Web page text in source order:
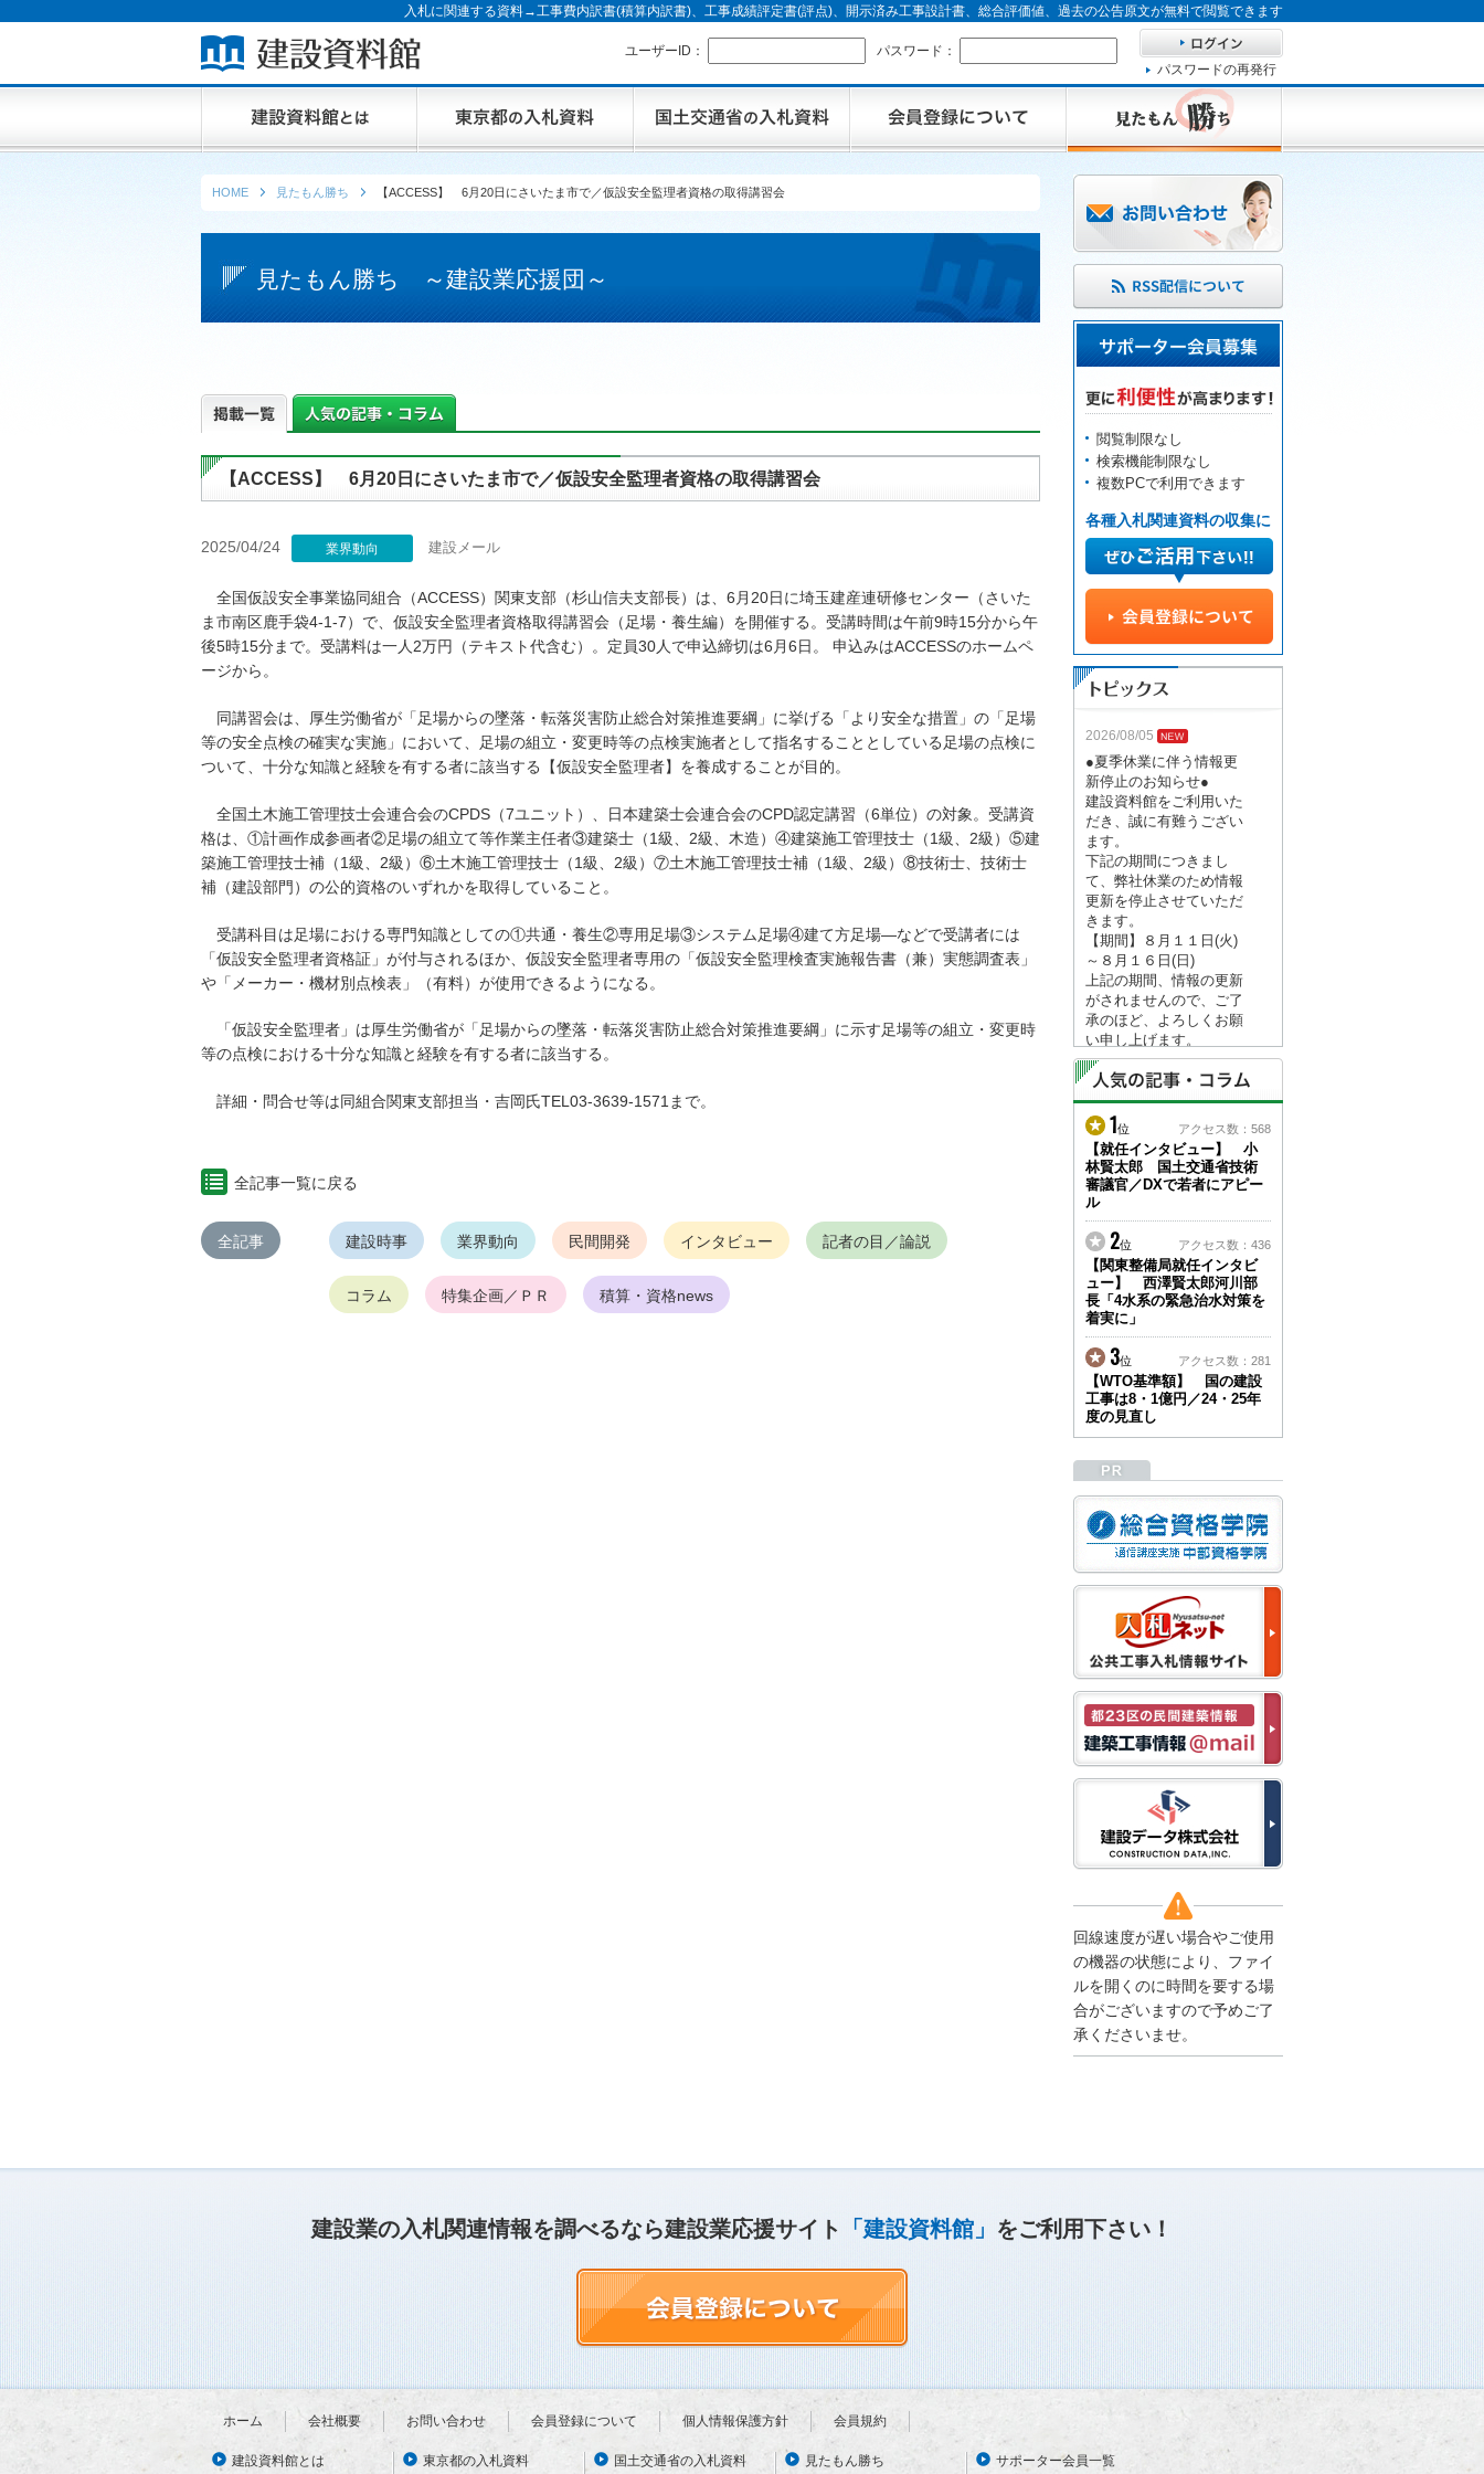
入札に関連する資料→工事費内訳書(積算内訳書)、工事成績評定書(評点)、開示済み工事設計書、総合評価値、過去の公告原文が無料で閲覧できます
ユーザーID：
パスワード：
パスワードの再発行
HOME 見たもん勝ち 【ACCESS】 6月20日にさいたま市で／仮設安全監理者資格の取得講習会
見たもん勝ち ～建設業応援団～
【ACCESS】 6月20日にさいたま市で／仮設安全監理者資格の取得講習会
2025/04/24 業界動向 建設メール
全国仮設安全事業協同組合（ACCESS）関東支部（杉山信夫支部長）は、6月20日に埼玉建産連研修センター（さいた
ま市南区鹿手袋4-1-7）で、仮設安全監理者資格取得講習会（足場・養生編）を開催する。受講時間は午前9時15分から午
後5時15分まで。受講料は一人2万円（テキスト代含む）。定員30人で申込締切は6月6日。 申込みはACCESSのホームペ
ージから。
同講習会は、厚生労働省が「足場からの墜落・転落災害防止総合対策推進要綱」に挙げる「より安全な措置」の「足場
等の安全点検の確実な実施」において、足場の組立・変更時等の点検実施者として指名することとしている足場の点検に
ついて、十分な知識と経験を有する者に該当する【仮設安全監理者】を養成することが目的。
全国土木施工管理技士会連合会のCPDS（7ユニット）、日本建築士会連合会のCPD認定講習（6単位）の対象。受講資
格は、①計画作成参画者②足場の組立て等作業主任者③建築士（1級、2級、木造）④建築施工管理技士（1級、2級）⑤建
築施工管理技士補（1級、2級）⑥土木施工管理技士（1級、2級）⑦土木施工管理技士補（1級、2級）⑧技術士、技術士
補（建設部門）の公的資格のいずれかを取得していること。
受講科目は足場における専門知識としての①共通・養生②専用足場③システム足場④建て方足場―などで受講者には
「仮設安全監理者資格証」が付与されるほか、仮設安全監理者専用の「仮設安全監理検査実施報告書（兼）実態調査表」
や「メーカー・機材別点検表」（有料）が使用できるようになる。
「仮設安全監理者」は厚生労働省が「足場からの墜落・転落災害防止総合対策推進要綱」に示す足場等の組立・変更時
等の点検における十分な知識と経験を有する者に該当する。
詳細・問合せ等は同組合関東支部担当・吉岡氏TEL03-3639-1571まで。
全記事一覧に戻る
全記事 建設時事 業界動向 民間開発 インタビュー 記者の目／論説
コラム 特集企画／ＰＲ 積算・資格news
閲覧制限なし
検索機能制限なし
複数PCで利用できます
各種入札関連資料の収集に
2026/08/05
●夏季休業に伴う情報更
新停止のお知らせ●
建設資料館をご利用いた
だき、誠に有難うござい
ます。
下記の期間につきまし
て、弊社休業のため情報
更新を停止させていただ
きます。
【期間】８月１１日(火)
～８月１６日(日)
上記の期間、情報の更新
がされませんので、ご了
承のほど、よろしくお願
い申し上げます。
なお、情報は８月１７日
(月)より登録されます。
2026/04/23
●ゴールデンウィークに
伴う情報更新停止のお知
らせ(05/02～05/10)●
ユーザー各位
建設資料館をご利用いた
だき、誠に有難うござい
ます。
下記の期間につきまし
て、弊社休業のため情報
更新を停止させていただ
きます。
【期間】５月２日(土)～
５月１０日(日)
上記の期間、情報の更新
がされませんので、ご了
い申し上げます。
から通常通り運営いたし
ます。
2025/12/22
●年末年始に伴う情報更
新停止のお知らせ●
建設資料館をご利用いた
だき、誠に有難うござい
ます。
下記の期間につきまし
て、弊社休業のため情報
更新を停止させていただ
きます。
【期間】１２月２７日
(土)～１月４日(日)
上記の期間、情報の更新
がされませんので、ご了
承のほど、よろしくお願
なお、情報は１月５日
(月)より登録されます。
2025/08/04
●夏季休業に伴う情報更
新停止のお知らせ●
建設資料館をご利用いた
だき、誠に有難うござい
がされませんので、ご了
承のほど、よろしくお願
伴う情報更新停止のお知
らせ(04/26～04/29、05/0
ユーザー各位
1位 アクセス数：568
【就任インタビュー】 小
林賢太郎 国土交通省技術
審議官／DXで若者にアピー
ル
2位 アクセス数：436
【関東整備局就任インタビ
ュー】 西澤賢太郎河川部
長「4水系の緊急治水対策を
着実に」
3位 アクセス数：281
【WTO基準額】 国の建設
工事は8・1億円／24・25年
度の見直し
回線速度が遅い場合やご使用
の機器の状態により、ファイ
ルを開くのに時間を要する場
合がございますので予めご了
承くださいませ。
建設業の入札関連情報を調べるなら建設業応援サイト 「建設資料館」 をご利用下さい！
ホーム 会社概要 お問い合わせ 会員登録について 個人情報保護方針 会員規約
建設資料館とは 東京都の入札資料 国土交通省の入札資料 見たもん勝ち サポーター会員一覧